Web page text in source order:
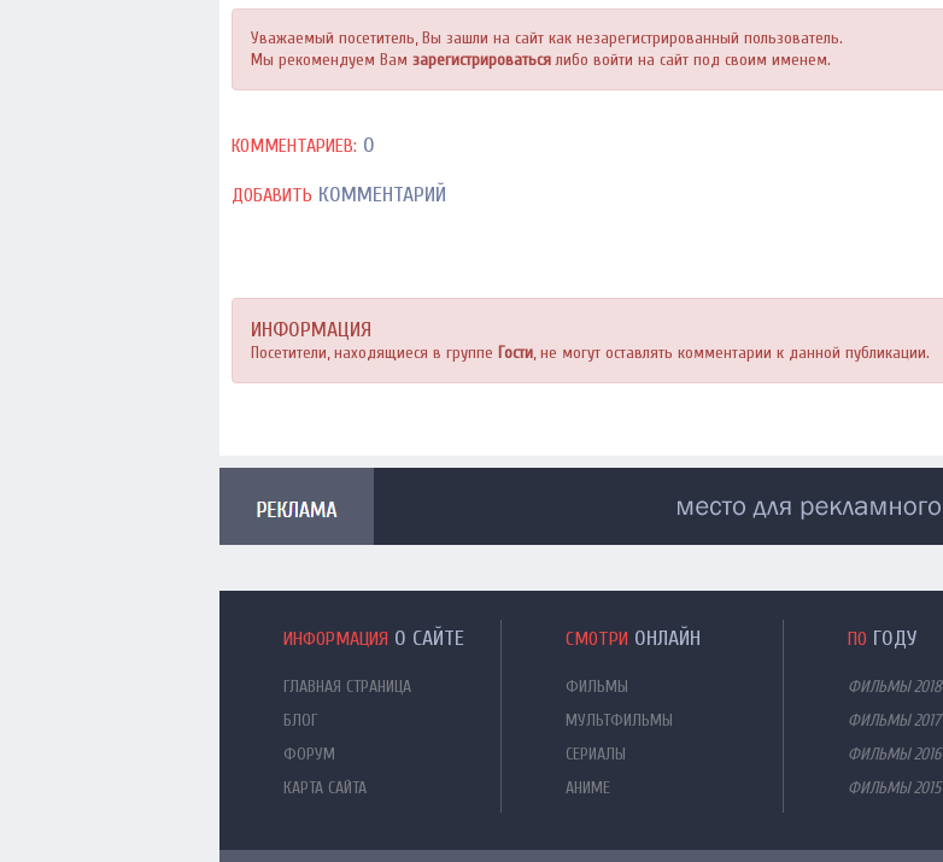
Уважаемый посетитель, Вы зашли на сайт как незарегистрированный пользователь.
Мы рекомендуем Вам зарегистрироватьсялибо войти на сайт под своим именем.
КОММЕНТАРИЕВ: 0
ДОБАВИТЬ КОММЕНТАРИЙ
ИНФОРМАЦИЯ
Посетители, находящиеся в группе Гости, не могут оставлять комментарии к данной публикации.
ИНФОРМАЦИЯ О САЙТЕ
ГЛАВНАЯ СТРАНИЦА
БЛОГ
ФОРУМ
КАРТА САЙТА
СМОТРИ ОНЛАЙН
ФИЛЬМЫ
МУЛЬТФИЛЬМЫ
СЕРИАЛЫ
АНИМЕ
ПО ГОДУ
ФИЛЬМЫ 2018
ФИЛЬМЫ 2017
ФИЛЬМЫ 2016
ФИЛЬМЫ 2015